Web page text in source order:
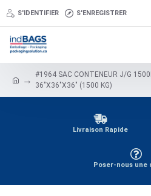
S'IDENTIFIER S'ENREGISTRER
#1964 SAC CONTENEUR J/G
36"X36"X36" (1500 KG)
Livraison Rapide
Poser-nous une